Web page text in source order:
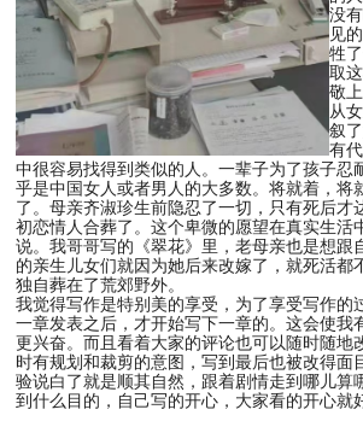
没
见
牲
取
敬
从
叙
有
中很容易找得到类似的人。一辈子为了孩子忍
乎是中国女人或者男人的大多数。将就着，将
了。母亲齐淑珍生前隐忍了一切，只有死后才
初恋情人合葬了。这个卑微的愿望在真实生活
说。我哥哥写的《翠花》里，老母亲也是想跟
的亲生儿女们就因为她后来改嫁了，就死活都
独自葬在了荒郊野外。
我觉得写作是特别美的享受，为了享受写作的
一章发表之后，才开始写下一章的。这会使我
更兴奋。而且看着大家的评论也可以随时随地
时有规划和裁剪的意图，写到最后也被改得面
验说白了就是顺其自然，跟着剧情走到哪儿算
到什么目的，自己写的开心，大家看的开心就